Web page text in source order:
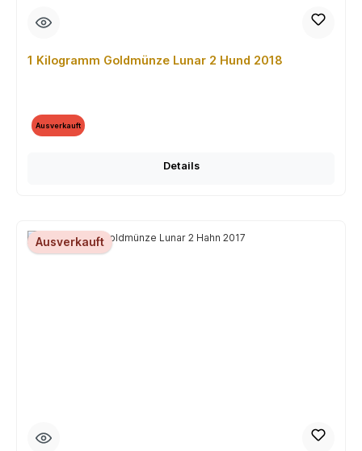
1 Kilogramm Goldmünze Lunar 2 Hund 2018
Ausverkauft
Details
Ausverkauft